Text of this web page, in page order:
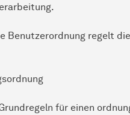
Benutzerordnung regelt
für einen